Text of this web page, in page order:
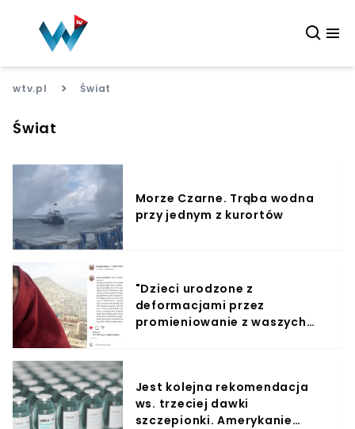
wtv.pl > Świat
Świat
Morze Czarne. Trąba wodna
przy jednym z kurortów
"Dzieci urodzone z
deformacjami przez
promieniowanie z waszych
Jest kolejna rekomendacja
ws. trzeciej dawki
szczepionki. Amerykanie